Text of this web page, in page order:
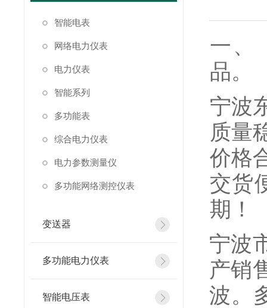
智能电表
网络电力仪表
电力仪表
智能系列
多功能表
综合电力仪表
电力参数测量仪
多功能网络测控仪表
变送器
多功能电力仪表
智能电压表
一、
品。
宁波
质量
价格
交货
期！
宁波
产销
波。